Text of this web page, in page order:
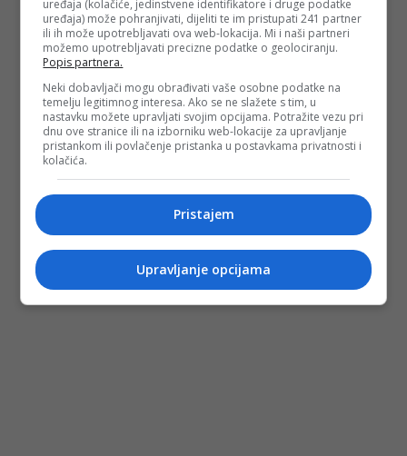
PODIJELI NA
Depo.bapratite putem društvenih mreža
#jerusalem #protest u sarajevu
#donald
trump
#palestinci
izraela
uređaja (kolačiće, jedinstvene identifikatore i druge podatke
uređaja) može pohranjivati, dijeliti te im pristupati 241 partner
ili ih može upotrebljavati ova web-lokacija. Mi i naši partneri
možemo upotrebljavati precizne podatke o geolociranju.
Popis partnera.
Neki dobavljači mogu obrađivati vaše osobne podatke na
temelju legitimnog interesa. Ako se ne slažete s tim, u
nastavku možete upravljati svojim opcijama. Potražite vezu pri
dnu ove stranice ili na izborniku web-lokacije za upravljanje
pristankom ili povlačenje pristanka u postavkama privatnosti i
kolačića.
Pristajem
Upravljanje opcijama